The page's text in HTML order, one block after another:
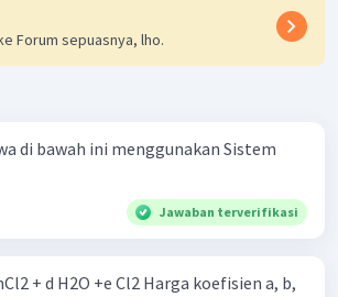
Forum sepuasnya, lho.
di bawah ini menggunakan Sistem
Jawaban terverifikasi
+ d H2O +e Cl2 Harga koefisien a, b,